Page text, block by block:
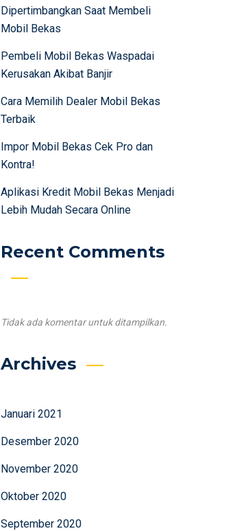
Dipertimbangkan Saat Membeli
Mobil Bekas
Pembeli Mobil Bekas Waspadai
Kerusakan Akibat Banjir
Cara Memilih Dealer Mobil Bekas
Terbaik
Impor Mobil Bekas Cek Pro dan
Kontra!
Aplikasi Kredit Mobil Bekas Menjadi
Lebih Mudah Secara Online
Recent Comments
Tidak ada komentar untuk ditampilkan.
Archives
Januari 2021
Desember 2020
November 2020
Oktober 2020
September 2020